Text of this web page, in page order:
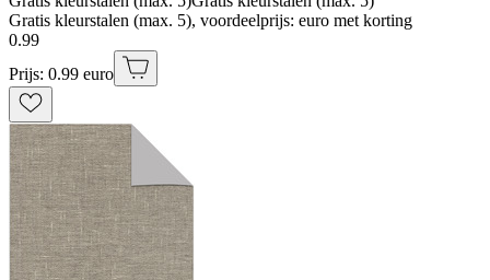
Gratis kleurstalen (max. 5), voordeelprijs: euro met korting
0.99
Prijs: 0.99 euro